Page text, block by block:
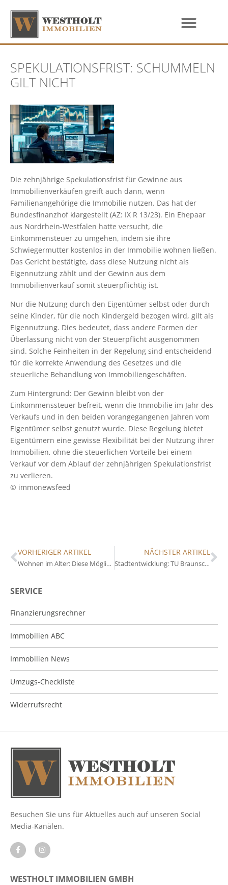
SERVICE
Finanzierungsrechner
Immobilien ABC
Immobilien News
Umzugs-Checkliste
Widerrufsrecht
SPEKULATIONSFRIST: SCHUMMELN
GILT NICHT
Die zehnjährige Spekulationsfrist für Gewinne aus
Immobilienverkäufen greift auch dann, wenn
Familienangehörige die Immobilie nutzen. Das hat der
Bundesfinanzhof klargestellt (AZ: IX R 13/23). Ein Ehepaar
aus Nordrhein-Westfalen hatte versucht, die
Einkommensteuer zu umgehen, indem sie ihre
Schwiegermutter kostenlos in der Immobilie wohnen ließen.
Das Gericht bestätigte, dass diese Nutzung nicht als
Eigennutzung zählt und der Gewinn aus dem
Immobilienverkauf somit steuerpflichtig ist.
Nur die Nutzung durch den Eigentümer selbst oder durch
seine Kinder, für die noch Kindergeld bezogen wird, gilt als
Eigennutzung. Dies bedeutet, dass andere Formen der
Überlassung nicht von der Steuerpflicht ausgenommen
sind. Solche Feinheiten in der Regelung sind entscheidend
für die korrekte Anwendung des Gesetzes und die
steuerliche Behandlung von Immobiliengeschäften.
Zum Hintergrund: Der Gewinn bleibt von der
Einkommenssteuer befreit, wenn die Immobilie im Jahr des
Verkaufs und in den beiden vorangegangenen Jahren vom
Eigentümer selbst genutzt wurde. Diese Regelung bietet
Eigentümern eine gewisse Flexibilität bei der Nutzung ihrer
Immobilien, ohne die steuerlichen Vorteile bei einem
Verkauf vor dem Ablauf der zehnjährigen Spekulationsfrist
zu verlieren.
© immonewsfeed
VORHERIGER ARTIKEL
Wohnen im Alter: Diese Möglichkeiten gibt’s
NÄCHSTER ARTIKEL
Stadtentwicklung: TU Braunschweig initiiert Zukunftslabore
Besuchen Sie uns für Aktuelles auch auf unseren Social
Media-Kanälen.
WESTHOLT IMMOBILIEN GMBH